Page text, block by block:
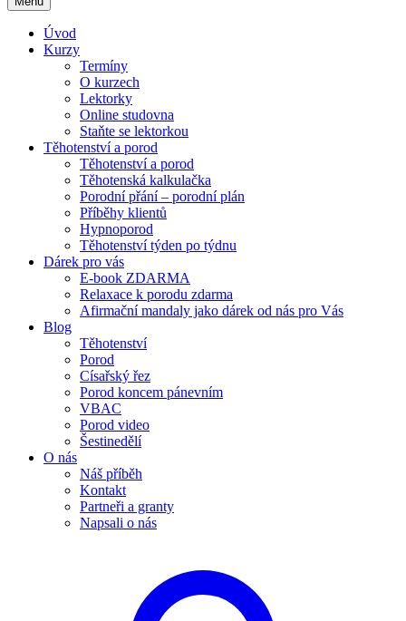
Úvod
Kurzy
Termíny
O kurzech
Lektorky
Online studovna
Staňte se lektorkou
Těhotenství a porod
Těhotenství a porod
Těhotenská kalkulačka
Porodní přání – porodní plán
Příběhy klientů
Hypnoporod
Těhotenství týden po týdnu
Dárek pro vás
E-book ZDARMA
Relaxace k porodu zdarma
Afirmační mandaly jako dárek od nás pro Vás
Blog
Těhotenství
Porod
Císařský řez
Porod koncem pánevním
VBAC
Porod video
Šestinedělí
O nás
Náš příběh
Kontakt
Partneři a granty
Napsali o nás